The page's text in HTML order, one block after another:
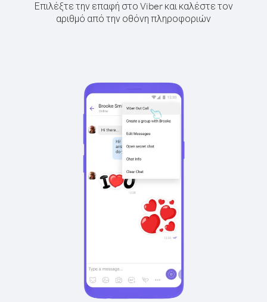
Επιλέξτε την επαφή στο Viber και καλέστε τον
αριθμό από την οθόνη πληροφοριών